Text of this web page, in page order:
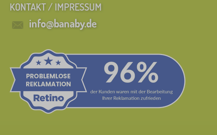
KONTAKT / IMPRESSUM
info@banaby.de